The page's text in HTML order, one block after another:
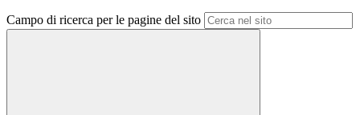
Campo di ricerca per le pagine del sito